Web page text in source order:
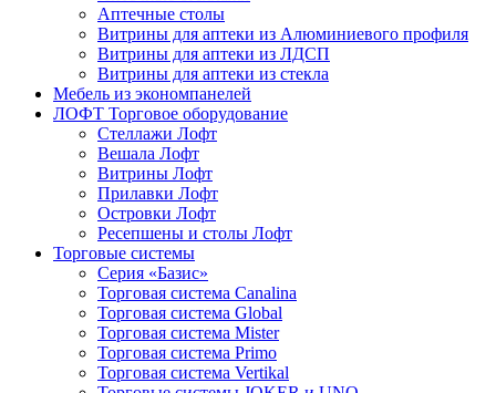
Аптечные столы
Витрины для аптеки из Алюминиевого профиля
Витрины для аптеки из ЛДСП
Витрины для аптеки из стекла
Мебель из экономпанелей
ЛОФТ Торговое оборудование
Стеллажи Лофт
Вешала Лофт
Витрины Лофт
Прилавки Лофт
Островки Лофт
Ресепшены и столы Лофт
Торговые системы
Серия «Базис»
Торговая система Canalina
Торговая система Global
Торговая система Mister
Торговая система Primo
Торговая система Vertikal